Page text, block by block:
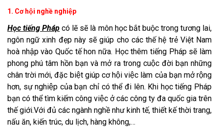
1. Cơ hội nghề nghiệp
Học tiếng Pháp có lẽ sẽ là môn học bắt buộc trong tương lai,
ngôn ngữ xinh đẹp này sẽ giúp cho các thế hệ trẻ Việt Nam
hoà nhập vào Quốc tế hon nữa. Học thêm tiếng Pháp sẽ làm
phong phú tâm hồn bạn và mở ra trong cuộc đời bạn những
chân trời mới, đặc biệt giúp cơ hội việc làm của bạn mở rộng
hơn, sự nghiệp của bạn chỉ có thể đi lên. Khi học tiếng Pháp
bạn có thể tìm kiếm công việc ở các công ty đa quốc gia trên
thế giới.Với đủ các ngành nghề như kinh tế, thiết kế thời trang,
nấu ăn, kiến trúc, du lịch, hàng không,…